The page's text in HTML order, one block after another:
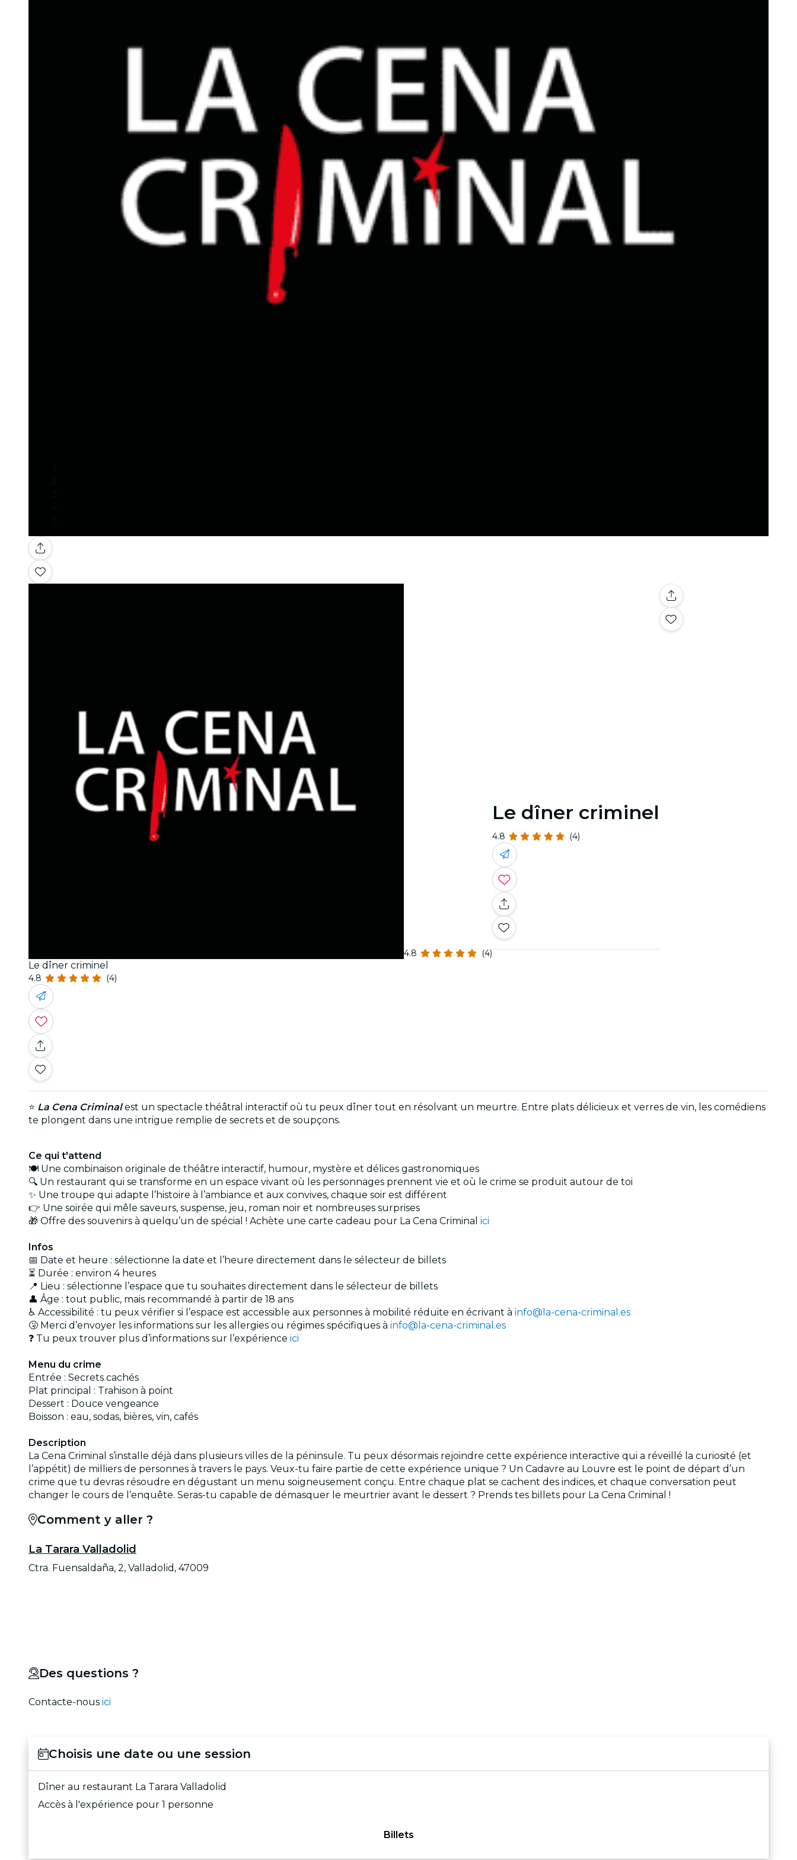
cinéma
Galerie
4.8 (4)
Le dîner criminel
4.8 (4)
Le dîner criminel
4.8 (4)
⭐ La Cena Criminalest un spectacle théâtral interactif où tu peux dîner tout en résolvant un meurtre. Entre plats délicieux et verres de vin, les comédiens
te plongent dans une intrigue remplie de secrets et de soupçons.
Ce qui t'attend
🍽️ Une combinaison originale de théâtre interactif, humour, mystère et délices gastronomiques
🔍 Un restaurant qui se transforme en un espace vivant où les personnages prennent vie et où le crime se produit autour de toi
✨ Une troupe qui adapte l’histoire à l’ambiance et aux convives, chaque soir est différent
👉 Une soirée qui mêle saveurs, suspense, jeu, roman noir et nombreuses surprises
🎁 Offre des souvenirs à quelqu’un de spécial ! Achète une carte cadeau pour La Cena Criminal ici
Infos
📅 Date et heure : sélectionne la date et l’heure directement dans le sélecteur de billets
⏳ Durée : environ 4 heures
📍 Lieu : sélectionne l’espace que tu souhaites directement dans le sélecteur de billets
👤 Âge : tout public, mais recommandé à partir de 18 ans
♿ Accessibilité : tu peux vérifier si l’espace est accessible aux personnes à mobilité réduite en écrivant à info@la-cena-criminal.es
🤧 Merci d’envoyer les informations sur les allergies ou régimes spécifiques à info@la-cena-criminal.es
❓ Tu peux trouver plus d’informations sur l’expérience ici
Menu du crime
Entrée : Secrets cachés
Plat principal : Trahison à point
Dessert : Douce vengeance
Boisson : eau, sodas, bières, vin, cafés
Description
La Cena Criminal s’installe déjà dans plusieurs villes de la péninsule. Tu peux désormais rejoindre cette expérience interactive qui a réveillé la curiosité (et
l’appétit) de milliers de personnes à travers le pays. Veux-tu faire partie de cette expérience unique ? Un Cadavre au Louvre est le point de départ d’un
crime que tu devras résoudre en dégustant un menu soigneusement conçu. Entre chaque plat se cachent des indices, et chaque conversation peut
changer le cours de l’enquête. Seras-tu capable de démasquer le meurtrier avant le dessert ? Prends tes billets pour La Cena Criminal !
Comment y aller ?
La Tarara Valladolid
Ctra. Fuensaldaña, 2, Valladolid, 47009
Des questions ?
Contacte-nous ici
Choisis une date ou une session
Dîner au restaurant La Tarara Valladolid
Accès à l'expérience pour 1 personne
Billets